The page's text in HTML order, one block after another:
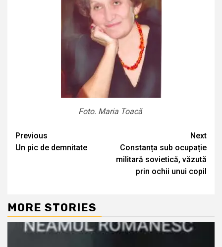
Foto. Maria Toacă
Continue
Reading
Previous
Un pic de demnitate
Next
Constanța sub ocupație
militară sovietică, văzută
prin ochii unui copil
MORE STORIES